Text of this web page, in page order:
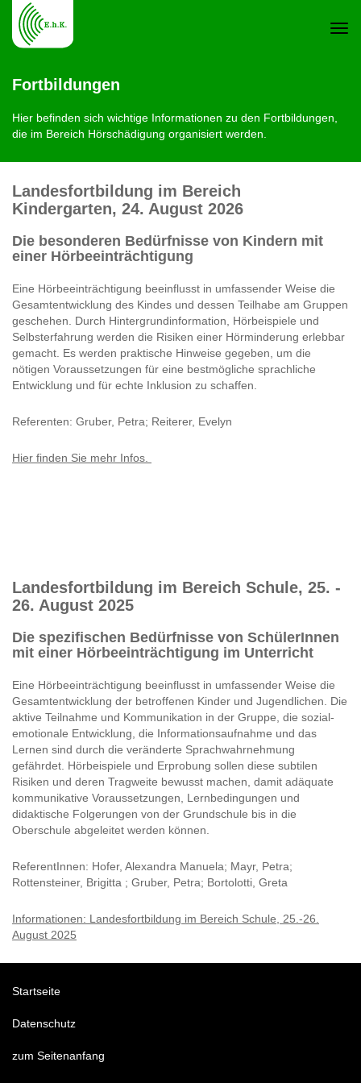
Fortbildungen
Hier befinden sich wichtige Informationen zu den Fortbildungen,
die im Bereich Hörschädigung organisiert werden.
Landesfortbildung im Bereich
Kindergarten, 24. August 2026
Die besonderen Bedürfnisse von Kindern mit
einer Hörbeeinträchtigung
Eine Hörbeeinträchtigung beeinflusst in umfassender Weise die
Gesamtentwicklung des Kindes und dessen Teilhabe am Gruppen
geschehen. Durch Hintergrundinformation, Hörbeispiele und
Selbsterfahrung werden die Risiken einer Hörminderung erlebbar
gemacht. Es werden praktische Hinweise gegeben, um die
nötigen Voraussetzungen für eine bestmögliche sprachliche
Entwicklung und für echte Inklusion zu schaffen.
Referenten: Gruber, Petra; Reiterer, Evelyn
Hier finden Sie mehr Infos.
Landesfortbildung im Bereich Schule, 25. -
26. August 2025
Die spezifischen Bedürfnisse von SchülerInnen
mit einer Hörbeeinträchtigung im Unterricht
Eine Hörbeeinträchtigung beeinflusst in umfassender Weise die
Gesamtentwicklung der betroffenen Kinder und Jugendlichen. Die
aktive Teilnahme und Kommunikation in der Gruppe, die sozial-
emotionale Entwicklung, die Informationsaufnahme und das
Lernen sind durch die veränderte Sprachwahrnehmung
gefährdet. Hörbeispiele und Erprobung sollen diese subtilen
Risiken und deren Tragweite bewusst machen, damit adäquate
kommunikative Voraussetzungen, Lernbedingungen und
didaktische Folgerungen von der Grundschule bis in die
Oberschule abgeleitet werden können.
ReferentInnen: Hofer, Alexandra Manuela; Mayr, Petra;
Rottensteiner, Brigitta ; Gruber, Petra; Bortolotti, Greta
Informationen: Landesfortbildung im Bereich Schule, 25.-26.
August 2025
Startseite
Datenschutz
zum Seitenanfang